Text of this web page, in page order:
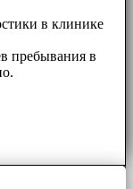
в клинике
пребывания в